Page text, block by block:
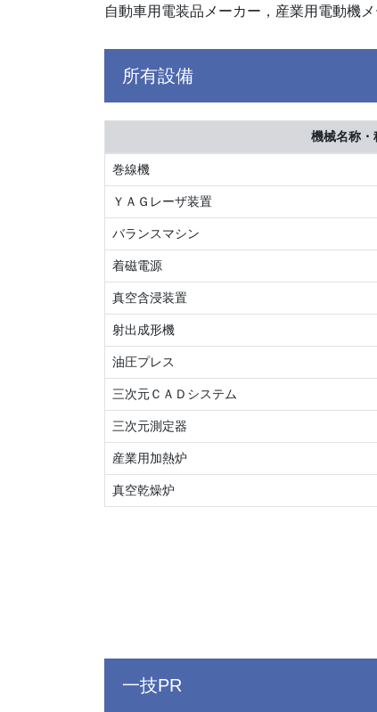
自動車用電装品メーカー，産業用電動機
所有設備
機械名称・
巻線機
ＹＡＧレーザ装置
バランスマシン
着磁電源
真空含浸装置
射出成形機
油圧プレス
三次元ＣＡＤシステム
三次元測定器
産業用加熱炉
真空乾燥炉
一技PR